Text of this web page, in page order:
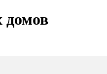
домов